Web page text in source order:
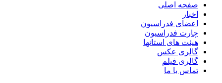
صفحه اصلی
اخبار
اعضای فدراسیون
چارت فدراسیون
هیئت های استانها
گالری عکس
گالری فیلم
تماس با ما